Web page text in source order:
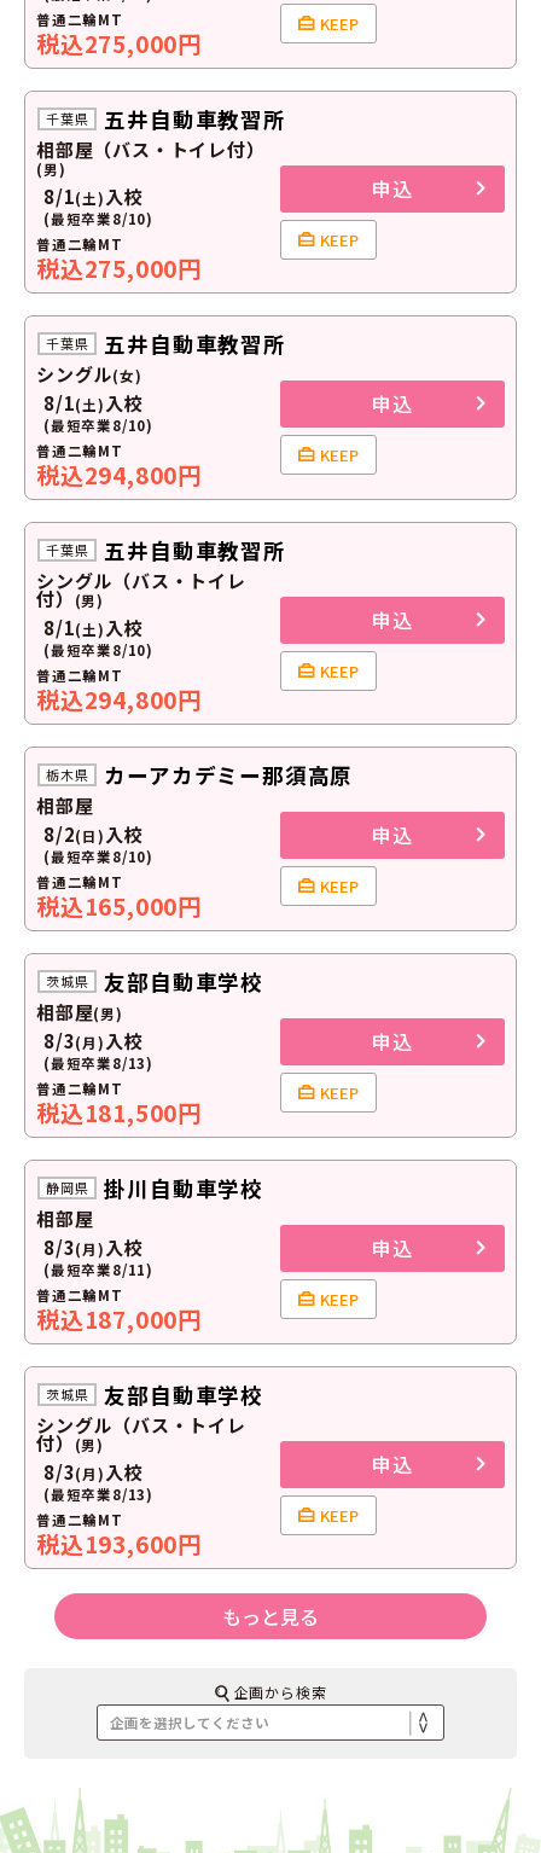
普通二輪MT
税込275,000円
KEEP
千葉県 五井自動車教習所
相部屋（バス・トイレ付）
(男)
8/1(土) 入校
(最短卒業8/10)
普通二輪MT
税込275,000円
申込
KEEP
千葉県 五井自動車教習所
シングル(女)
8/1(土) 入校
(最短卒業8/10)
普通二輪MT
税込294,800円
申込
KEEP
千葉県 五井自動車教習所
シングル（バス・トイレ
付） (男)
8/1(土) 入校
(最短卒業8/10)
普通二輪MT
税込294,800円
申込
KEEP
栃木県 カーアカデミー那須高原
相部屋
8/2(日) 入校
(最短卒業8/10)
普通二輪MT
税込165,000円
申込
KEEP
茨城県 友部自動車学校
相部屋(男)
8/3(月) 入校
(最短卒業8/13)
普通二輪MT
税込181,500円
申込
KEEP
静岡県 掛川自動車学校
相部屋
8/3(月) 入校
(最短卒業8/11)
普通二輪MT
税込187,000円
申込
KEEP
茨城県 友部自動車学校
シングル（バス・トイレ
付） (男)
8/3(月) 入校
(最短卒業8/13)
普通二輪MT
税込193,600円
申込
KEEP
もっと見る
企画から検索